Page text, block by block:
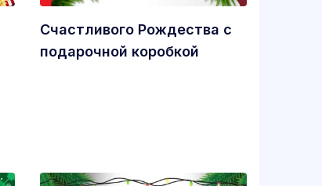
Счастливого Рождества с
подарочной коробкой